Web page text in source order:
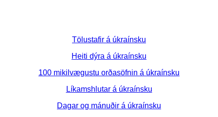
Tölustafir á úkraínsku
Heiti dýra á úkraínsku
100 mikilvægustu orðasöfnin á úkraínsku
Líkamshlutar á úkraínsku
Dagar og mánuðir á úkraínsku